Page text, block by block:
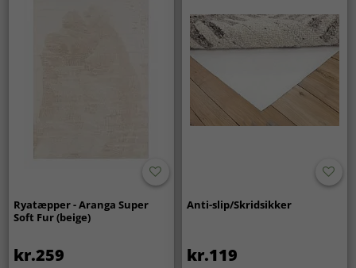
Ryatæpper - Aranga Super
Soft Fur (beige)
kr.259
Anti-slip/Skridsikker
kr.119